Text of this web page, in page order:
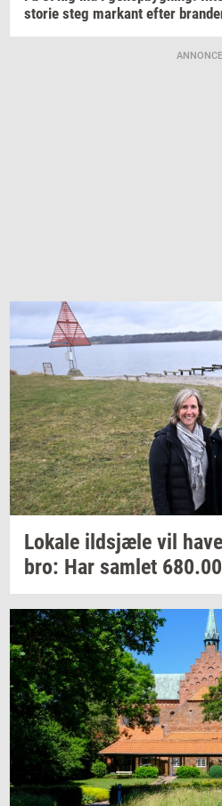
sto­rie steg mar­kant efter
ANNONCE
Lo­ka­le ildsjæ­le vil
bro: Har sam­let